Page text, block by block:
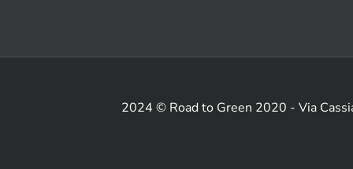
2024 © Road to Green 2020 - Via